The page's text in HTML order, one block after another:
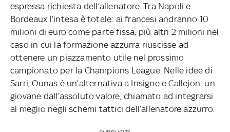
espressa richiesta dell’allenatore. Tra Napoli e
Bordeaux l’intesa è totale: ai francesi andranno 10
milioni di euro come parte fissa, più altri 2 milioni nel
caso in cui la formazione azzurra riuscisse ad
ottenere un piazzamento utile nel prossimo
campionato per la Champions League. Nelle idee di
Sarri, Ounas è un’alternativa a Insigne e Callejon: un
giovane dall’assoluto valore, chiamato ad integrarsi
al meglio negli schemi tattici dell’allenatore azzurro.